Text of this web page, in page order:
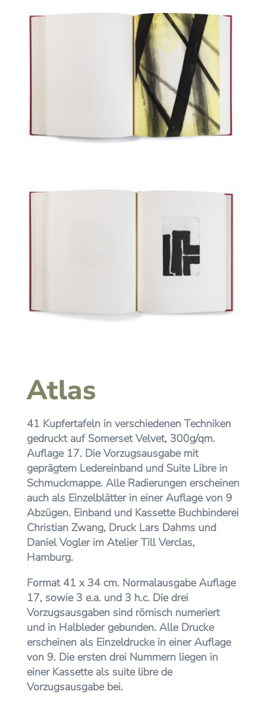
Atlas
41 Kupfertafeln in verschiedenen Techniken
gedruckt auf Somerset Velvet, 300g/qm.
Auflage 17. Die Vorzugsausgabe mit
geprägtem Ledereinband und Suite Libre in
Schmuckmappe. Alle Radierungen erscheinen
auch als Einzelblätter in einer Auflage von 9
Abzügen. Einband und Kassette Buchbinderei
Christian Zwang, Druck Lars Dahms und
Daniel Vogler im Atelier Till Verclas,
Hamburg.
Format 41 x 34 cm. Normalausgabe Auflage
17, sowie 3 e.a. und 3 h.c. Die drei
Vorzugsausgaben sind römisch numeriert
und in Halbleder gebunden. Alle Drucke
erscheinen als Einzeldrucke in einer Auflage
von 9. Die ersten drei Nummern liegen in
einer Kassette als suite libre de
Vorzugsausgabe bei.